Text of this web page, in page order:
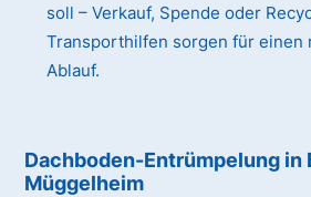
soll – Verkauf, Spende oder
Transporthilfen sorgen für einen
Ablauf.
Dachboden-Entrümpelung in
Müggelheim